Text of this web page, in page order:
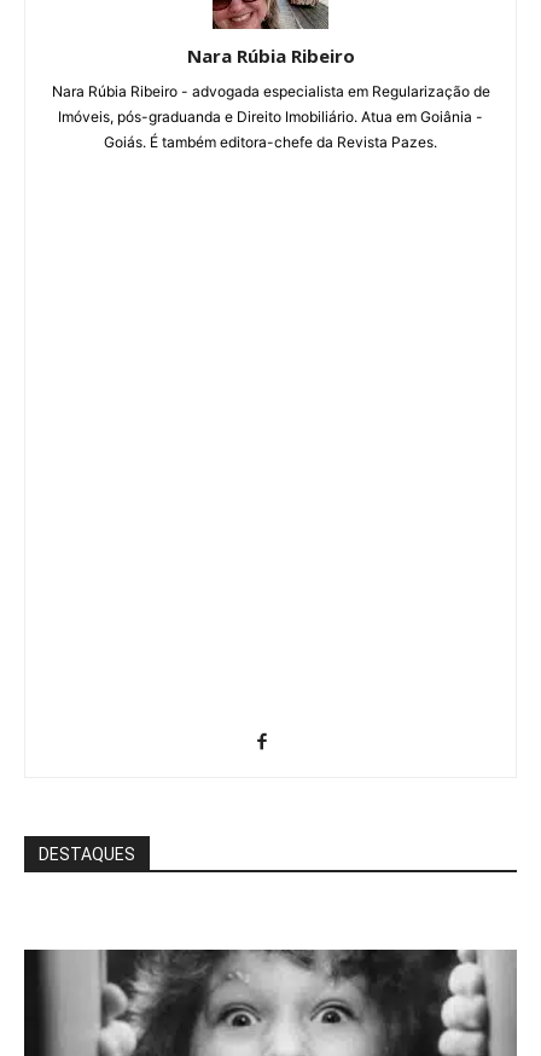
Nara Rúbia Ribeiro
Nara Rúbia Ribeiro - advogada especialista em Regularização de
Imóveis, pós-graduanda e Direito Imobiliário. Atua em Goiânia -
Goiás. É também editora-chefe da Revista Pazes.
DESTAQUES